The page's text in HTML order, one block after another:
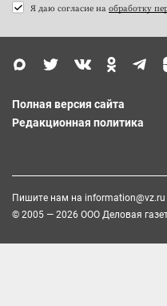
Я даю согласие на обработку
Полная версия сайта
Редакционная политика
Пишите нам на information@vz.ru
© 2005 — 2026 ООО Деловая